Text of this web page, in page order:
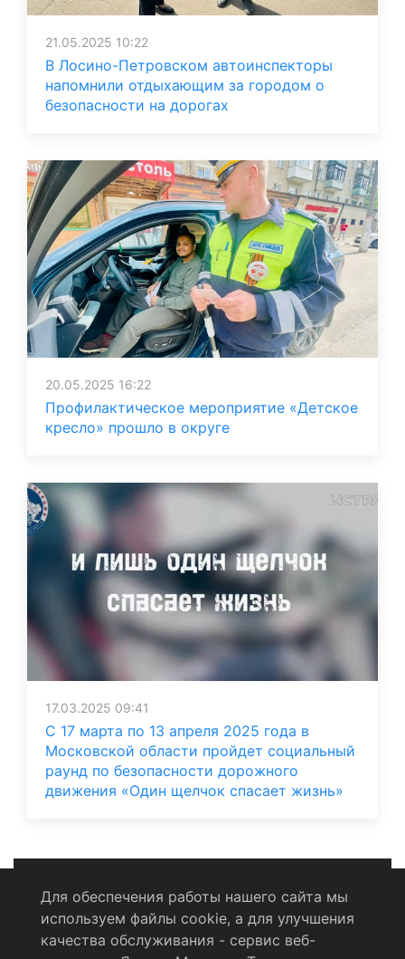
21.05.2025 10:22
В Лосино-Петровском автоинспекторы
напомнили отдыхающим за городом о
безопасности на дорогах
20.05.2025 16:22
Профилактическое мероприятие «Детское
кресло» прошло в округе
17.03.2025 09:41
С 17 марта по 13 апреля 2025 года в
Московской области пройдет социальный
раунд по безопасности дорожного
движения «Один щелчок спасает жизнь»
Политика конфиденциальности
Для обеспечения работы нашего сайта мы
используем файлы cookie, а для улучшения
качества обслуживания - сервис веб-